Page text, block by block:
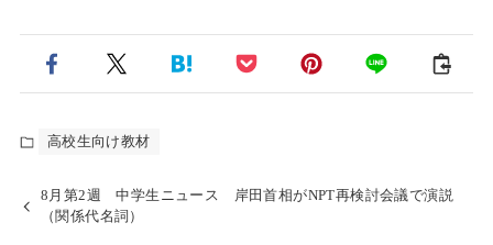
高校生向け教材
8月第2週 中学生ニュース 岸田首相がNPT再検討会議で演説
（関係代名詞）